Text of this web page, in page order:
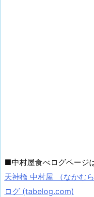
■中村屋食べログページ
天神橋 中村屋 （なかむ
ログ (tabelog.com)